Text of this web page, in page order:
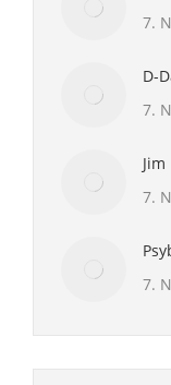
7.
D-
7.
7.
7.